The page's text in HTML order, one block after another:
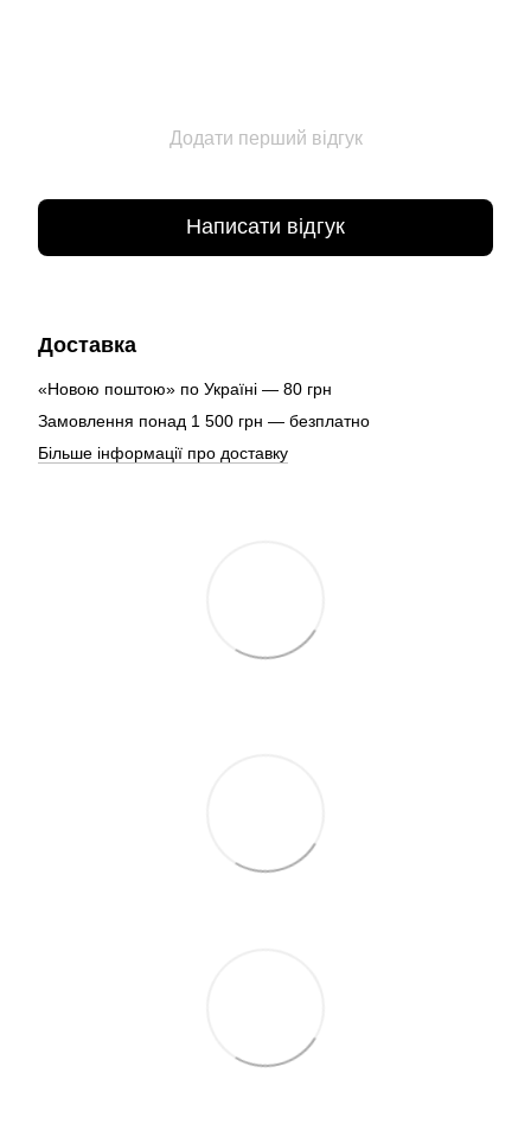
Додати перший відгук
Написати відгук
Доставка
«Новою поштою» по Україні — 80 грн
Замовлення понад 1 500 грн — безплатно
Більше інформації про доставку